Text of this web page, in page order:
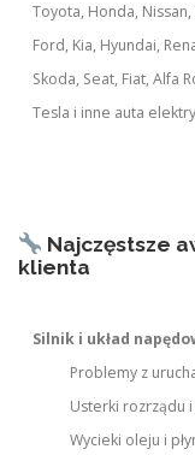
Toyota, Honda,
Ford, Kia, Hyundai,
Skoda, Seat, Fiat, Alfa
Tesla i inne auta
Najczęstsze
klienta
Silnik i układ
Problemy z
Usterki rozrządu
Wycieki oleju i